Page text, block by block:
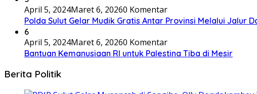
April 5, 2024Maret 6, 20260 Komentar
Polda Sulut Gelar Mudik Gratis Antar Provinsi Melalui Jalur
6
April 5, 2024Maret 6, 20260 Komentar
Bantuan Kemanusiaan RI untuk Palestina Tiba di Mesir
Berita Politik